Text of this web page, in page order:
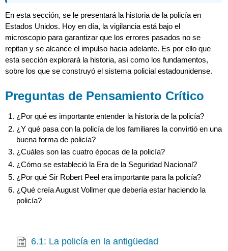
En esta sección, se le presentará la historia de la policía en
Estados Unidos. Hoy en día, la vigilancia está bajo el
microscopio para garantizar que los errores pasados no se
repitan y se alcance el impulso hacia adelante. Es por ello que
esta sección explorará la historia, así como los fundamentos,
sobre los que se construyó el sistema policial estadounidense.
Preguntas de Pensamiento Crítico
¿Por qué es importante entender la historia de la policía?
¿Y qué pasa con la policía de los familiares la convirtió en una
buena forma de policía?
¿Cuáles son las cuatro épocas de la policía?
¿Cómo se estableció la Era de la Seguridad Nacional?
¿Por qué Sir Robert Peel era importante para la policía?
¿Qué creía August Vollmer que debería estar haciendo la
policía?
6.1: La policía en la antigüedad